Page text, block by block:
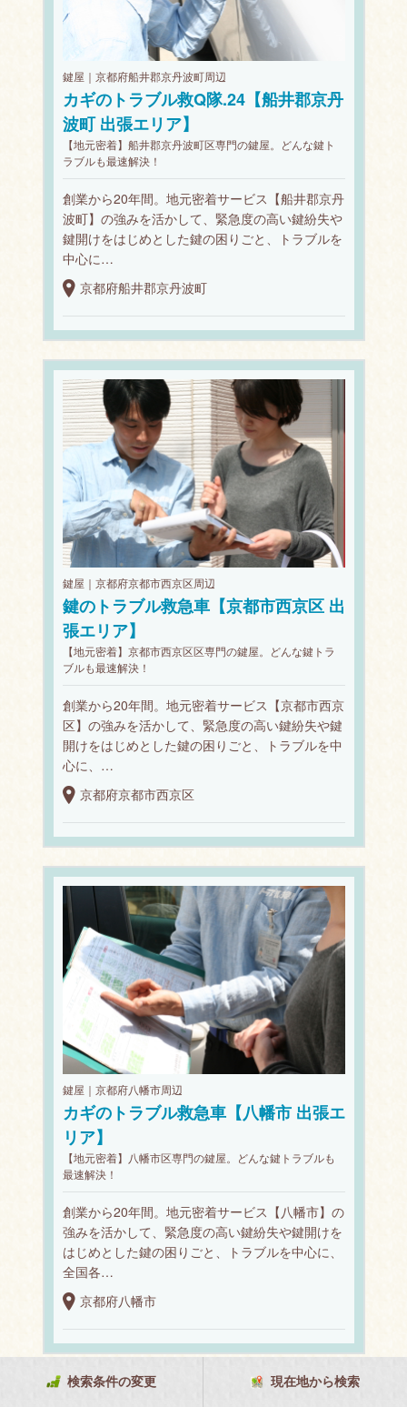
鍵屋｜京都府船井郡京丹波町周辺
カギのトラブル救Q隊.24【船井郡京丹
波町 出張エリア】
【地元密着】船井郡京丹波町区専門の鍵屋。どんな鍵ト
ラブルも最速解決！
創業から20年間。地元密着サービス【船井郡京丹
波町】の強みを活かして、緊急度の高い鍵紛失や
鍵開けをはじめとした鍵の困りごと、トラブルを
中心に…
京都府船井郡京丹波町
鍵屋｜京都府京都市西京区周辺
鍵のトラブル救急車【京都市西京区 出
張エリア】
【地元密着】京都市西京区区専門の鍵屋。どんな鍵トラ
ブルも最速解決！
創業から20年間。地元密着サービス【京都市西京
区】の強みを活かして、緊急度の高い鍵紛失や鍵
開けをはじめとした鍵の困りごと、トラブルを中
心に、…
京都府京都市西京区
鍵屋｜京都府八幡市周辺
カギのトラブル救急車【八幡市 出張エ
リア】
【地元密着】八幡市区専門の鍵屋。どんな鍵トラブルも
最速解決！
創業から20年間。地元密着サービス【八幡市】の
強みを活かして、緊急度の高い鍵紛失や鍵開けを
はじめとした鍵の困りごと、トラブルを中心に、
全国各…
京都府八幡市
検索条件の変更 現在地から検索